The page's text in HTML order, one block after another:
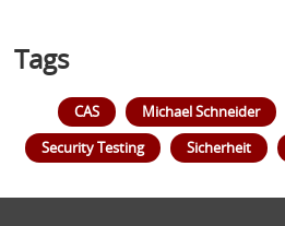
Tags
CAS Michael Schneider
Security Testing
Sicherheit